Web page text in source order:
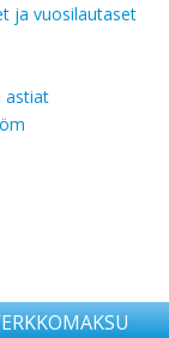
ja vuosilautaset
astiat